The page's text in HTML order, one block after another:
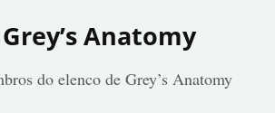
Anatomy
do elenco de Grey’s Anatomy